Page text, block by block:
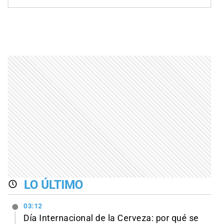
LO ÚLTIMO
03:12
Día Internacional de la Cerveza: por qué se